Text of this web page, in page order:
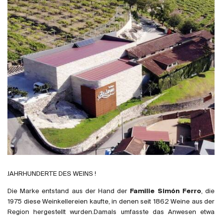
Rotweine
Schaumweine
Spirituosen
Diverse
Unsere Weine nach Ländern
Schweiz
Frankreich
Italien
Spanien
Südafrika
Australien
Österreich
JAHRHUNDERTE DES WEINS !
Die Marke entstand aus der Hand der Familie Simón Ferro, die
1975 diese Weinkellereien kaufte, in denen seit 1862 Weine aus der
Region hergestellt wurden.Damals umfasste das Anwesen etwa